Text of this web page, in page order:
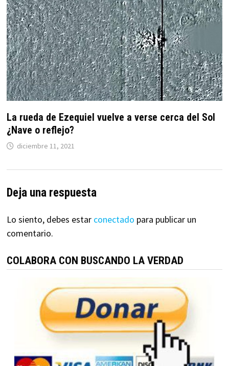
La rueda de Ezequiel vuelve a verse cerca del Sol
¿Nave o reflejo?
diciembre 11, 2021
Deja una respuesta
Lo siento, debes estar conectado para publicar un
comentario.
COLABORA CON BUSCANDO LA VERDAD